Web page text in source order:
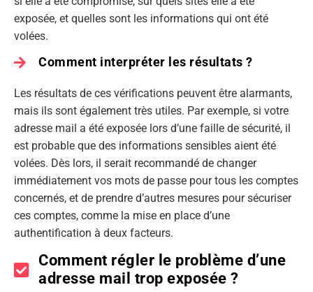
exposée, et quelles sont les informations qui ont été
volées.
Comment interpréter les résultats ?
Les résultats de ces vérifications peuvent être alarmants,
mais ils sont également très utiles. Par exemple, si votre
adresse mail a été exposée lors d’une faille de sécurité, il
est probable que des informations sensibles aient été
volées. Dès lors, il serait recommandé de changer
immédiatement vos mots de passe pour tous les comptes
concernés, et de prendre d’autres mesures pour sécuriser
ces comptes, comme la mise en place d’une
authentification à deux facteurs.
Comment régler le problème d’une
adresse mail trop exposée ?